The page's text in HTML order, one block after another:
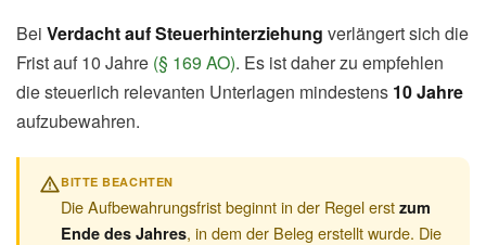
Bei Verdacht auf Steuerhinterziehung verlängert sich die
Frist auf 10 Jahre (§ 169 AO). Es ist daher zu empfehlen
die steuerlich relevanten Unterlagen mindestens 10 Jahre
aufzubewahren.
BITTE BEACHTEN
Die Aufbewahrungsfrist beginnt in der Regel erst zum
Ende des Jahres, in dem der Beleg erstellt wurde. Die